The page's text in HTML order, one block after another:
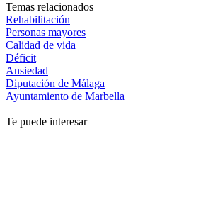
Temas relacionados
Rehabilitación
Personas mayores
Calidad de vida
Déficit
Ansiedad
Diputación de Málaga
Ayuntamiento de Marbella
Te puede interesar